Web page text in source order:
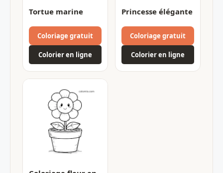
Tortue marine
Coloriage gratuit
Colorier en ligne
Princesse élégante
Coloriage gratuit
Colorier en ligne